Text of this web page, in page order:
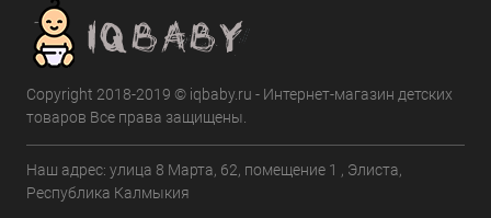
Copyright 2018-2019 © iqbaby.ru - Интернет-магазин детских
товаров Все права защищены.
Наш адрес: улица 8 Марта, 62, помещение 1 , Элиста,
Республика Калмыкия